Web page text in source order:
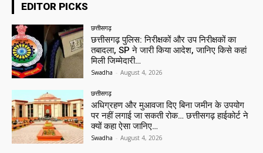
EDITOR PICKS
छत्तीसगढ़
छत्तीसगढ़ पुलिस: निरीक्षकों और उप निरीक्षकों का
तबादला, SP ने जारी किया आदेश, जानिए किसे कहां
मिली जिम्मेदारी…
Swadha - August 4, 2026
छत्तीसगढ़
अधिग्रहण और मुआवजा दिए बिना जमीन के उपयोग
पर नहीं लगाई जा सकती रोक… छत्तीसगढ़ हाईकोर्ट ने
क्यों कहा ऐसा जानिए…
Swadha - August 4, 2026